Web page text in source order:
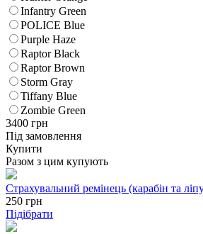
Infantry Green
POLICE Blue
Purple Haze
Raptor Black
Raptor Brown
Storm Gray
Tiffany Blue
Zombie Green
3400 грн
Під замовлення
Купити
Разом з цим купують
Страхувальний ремінець (карабін та
250 грн
Підібрати